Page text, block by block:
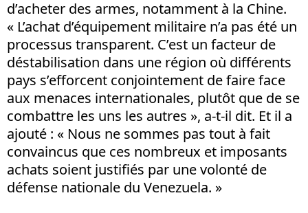
d’acheter des armes, notamment à la Chine.
« L’achat d’équipement militaire n’a pas été un
processus transparent. C’est un facteur de
déstabilisation dans une région où différents
pays s’efforcent conjointement de faire face
aux menaces internationales, plutôt que de se
combattre les uns les autres », a-t-il dit. Et il a
ajouté : « Nous ne sommes pas tout à fait
convaincus que ces nombreux et imposants
achats soient justifiés par une volonté de
défense nationale du Venezuela. »